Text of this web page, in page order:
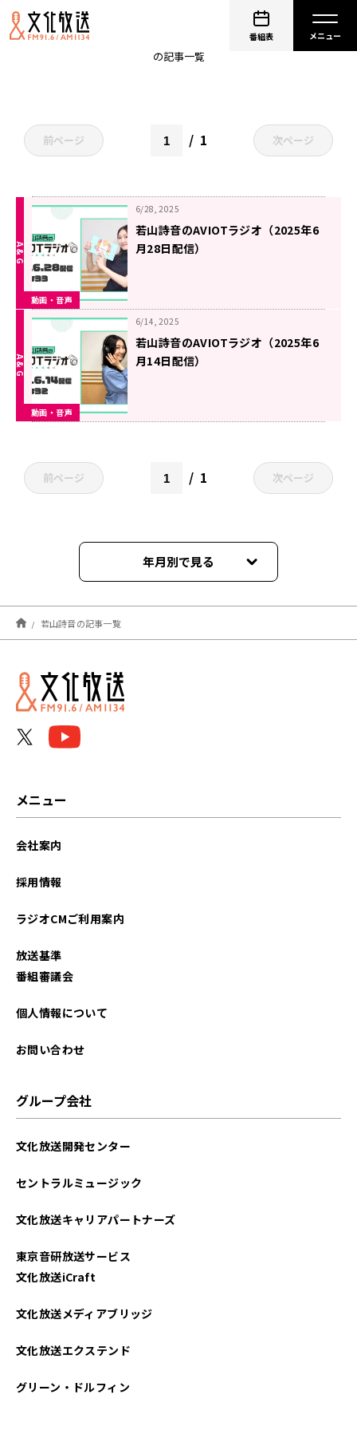
番組表
の記事一覧
前ページ 1 次ページ
動画・音声
6/28, 2025
若山詩音のAVIOTラジオ（2025年6
月28日配信）
動画・音声
6/14, 2025
若山詩音のAVIOTラジオ（2025年6
月14日配信）
前ページ 1 次ページ
年月別で見る
2026年02月
2026年01月
2025年12月
2025年03月
2024年12月
2024年07月
2024年06月
2024年05月
若山詩音の記事一覧
メニュー
会社案内
採用情報
ラジオCMご利用案内
放送基準
番組審議会
個人情報について
お問い合わせ
グループ会社
文化放送開発センター
セントラルミュージック
文化放送キャリアパートナーズ
東京音研放送サービス
文化放送iCraft
文化放送メディアブリッジ
文化放送エクステンド
グリーン・ドルフィン